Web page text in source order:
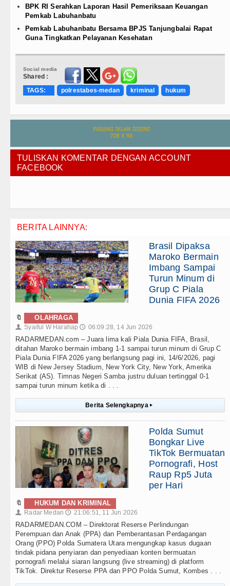
BPK RI Serahkan Laporan Hasil Pemeriksaan Keuangan
Pemkab Labuhanbatu
Pemkab Labuhanbatu Bersama BPJS Tanjungbalai Rapat
Guna Tingkatkan Pelayanan Kesehatan
Social media
Shared :
TAGS:
polrestabes-medan kriminal hukum
TULISKAN KOMENTAR DENGAN ACCOUNT
FACEBOOK
BERITA LAINNYA:
Brasil Dipaksa
Maroko Bermain
Imbang Sampai
Turun Minum di
Grup C Piala
Dunia FIFA 2026
🔖 OLAHRAGA
👤 Syaiful W Harahap 🕔 06:09:28, 14 Jun 2026
RADARMEDAN.com – Juara lima kali Piala Dunia FIFA, Brasil,
ditahan Maroko bermain imbang 1-1 sampai turun minum di Grup C
Piala Dunia FIFA 2026 yang berlangsung pagi ini, 14/6/2026, pagi
WIB di New Jersey Stadium, New York City, New York, Amerika
Serikat (AS). Timnas Negeri Samba justru duluan tertinggal 0-1
sampai turun minum ketika di . . .
Berita Selengkapnya ▸
Polda Sumut
Bongkar Live
TikTok Bermuatan
Pornografi, Host
Raup Rp5 Juta
per Hari
🔖 HUKUM DAN KRIMINAL
👤 Radar Medan 🕔 21:06:51, 11 Jun 2026
RADARMEDAN.COM – Direktorat Reserse Perlindungan
Perempuan dan Anak (PPA) dan Pemberantasan Perdagangan
Orang (PPO) Polda Sumatera Utara mengungkap kasus dugaan
tindak pidana penyiaran dan penyediaan konten bermuatan
pornografi melalui siaran langsung (live streaming) di platform
TikTok. Direktur Reserse PPA dan PPO Polda Sumut, Kombes . . .